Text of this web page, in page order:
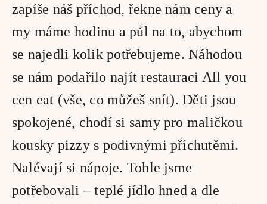
zapíše náš příchod, řekne nám ceny a
my máme hodinu a půl na to, abychom
se najedli kolik potřebujeme. Náhodou
se nám podařilo najít restauraci All you
cen eat (vše, co můžeš snít). Děti jsou
spokojené, chodí si samy pro maličkou
kousky pizzy s podivnými příchutěmi.
Nalévají si nápoje. Tohle jsme
potřebovali – teplé jídlo hned a dle